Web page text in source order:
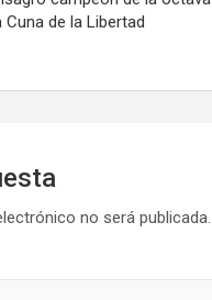
de la Libertad
no será publicada.